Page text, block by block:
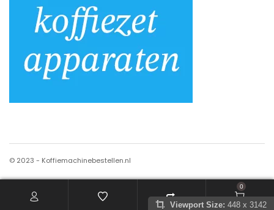
© 2023 - Koffiemachinebestellen.nl
0
Viewport Size: 448 x 3142